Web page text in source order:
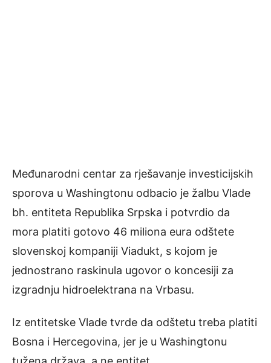
Međunarodni centar za rješavanje investicijskih
sporova u Washingtonu odbacio je žalbu Vlade
bh. entiteta Republika Srpska i potvrdio da
mora platiti gotovo 46 miliona eura odštete
slovenskoj kompaniji Viadukt, s kojom je
jednostrano raskinula ugovor o koncesiji za
izgradnju hidroelektrana na Vrbasu.
Iz entitetske Vlade tvrde da odštetu treba platiti
Bosna i Hercegovina, jer je u Washingtonu